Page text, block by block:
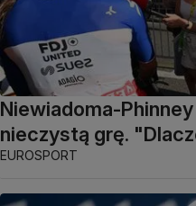
Niewiadoma-
nieczystą grę.
EUROSPORT